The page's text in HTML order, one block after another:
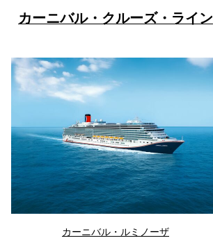
カーニバル・クルーズ・ライン
カーニバル・ルミノーザ